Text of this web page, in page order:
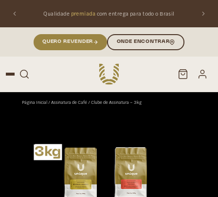
Qualidade premiadacom entrega para todo o Brasil
QUERO REVENDER ONDE ENCONTRAR
Página Inicial/Assinatura de Café/ Clube de Assinatura – 3kg